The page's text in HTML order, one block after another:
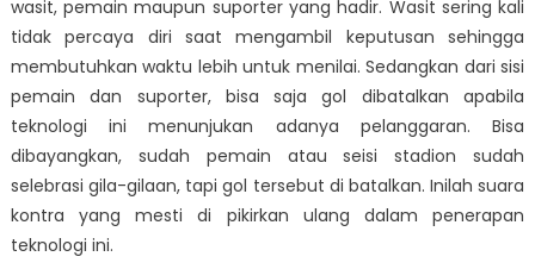
wasit, pemain maupun suporter yang hadir. Wasit sering kali
tidak percaya diri saat mengambil keputusan sehingga
membutuhkan waktu lebih untuk menilai. Sedangkan dari sisi
pemain dan suporter, bisa saja gol dibatalkan apabila
teknologi ini menunjukan adanya pelanggaran. Bisa
dibayangkan, sudah pemain atau seisi stadion sudah
selebrasi gila-gilaan, tapi gol tersebut di batalkan. Inilah suara
kontra yang mesti di pikirkan ulang dalam penerapan
teknologi ini.